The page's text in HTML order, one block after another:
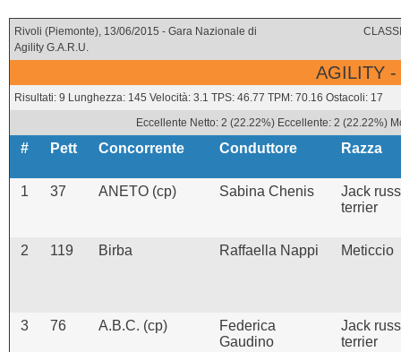
Rivoli (Piemonte), 13/06/2015 - Gara Nazionale di
Agility G.A.R.U.
AGILITY -
Risultati: 9 Lunghezza: 145 Velocità: 3.1 TPS: 46.77 TPM: 70.16 Ostacoli: 17
Eccellente Netto: 2 (22.22%) Eccellente: 2 (22.22%)
# Pett Concorrente Conduttore Razza
1 37 ANETO (cp) Sabina Chenis
Jack
terrier
2 119 Birba Raffaella Nappi Meticcio
3 76 A.B.C. (cp)
Federica
Gaudino
Jack
terrier